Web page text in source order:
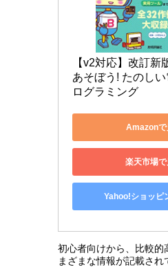
【v2対応】改訂新
あそぼう! たのし
ログラミング
Amazonで
楽天市場で
Yahoo!ショッピ
初心者向けから、比較的
まざまな情報が記載され